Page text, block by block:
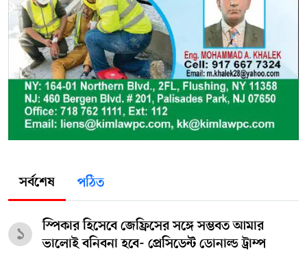
সর্বশেষ পঠিত
১
স্পিকার হিসেবে জেফ্রিসের সঙ্গে সম্ভবত আমার
ভালোই বনিবনা হবে- প্রেসিডেন্ট ডোনাল্ড ট্রাম্প